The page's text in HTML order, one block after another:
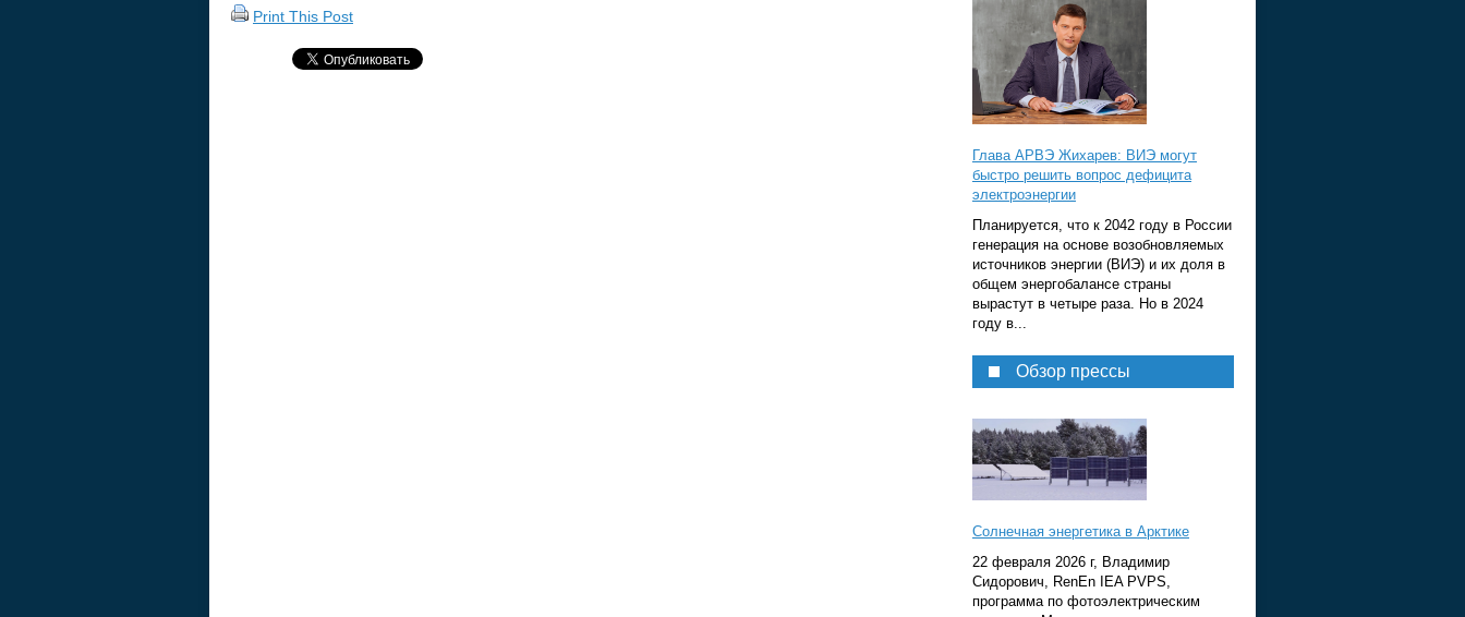
Print This Post
Глава АРВЭ Жихарев: ВИЭ могут
быстро решить вопрос дефицита
электроэнергии
Планируется, что к 2042 году в России
генерация на основе возобновляемых
источников энергии (ВИЭ) и их доля в
общем энергобалансе страны
вырастут в четыре раза. Но в 2024
году в...
Обзор прессы
Солнечная энергетика в Арктике
22 февраля 2026 г, Владимир
Сидорович, RenEn IEA PVPS,
программа по фотоэлектрическим